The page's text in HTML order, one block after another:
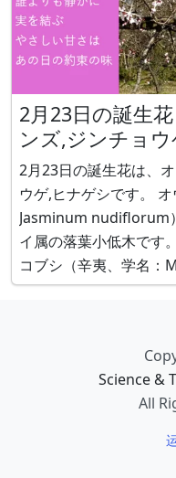
2月23日の誕生
ンズ,ジンチョ
2月23日の誕生花は、
ウゲ,ヒナゲシです。 オウバイ オウバイ（黄梅、学名：
Jasminum nudiflorum
イ属の落葉小低木です。花
コブシ（辛夷、学名：
国の済州島原産で、モ
Science &
All